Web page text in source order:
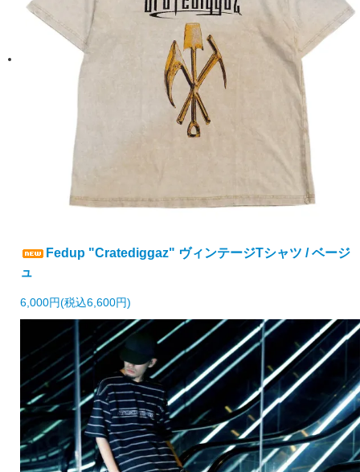
Fedup "Cratediggaz" ヴィンテージTシャツ / ベージ
ュ
6,000円(税込6,600円)